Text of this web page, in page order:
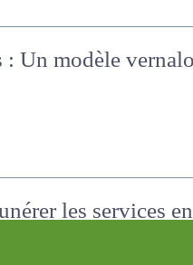
: Un modèle
les services